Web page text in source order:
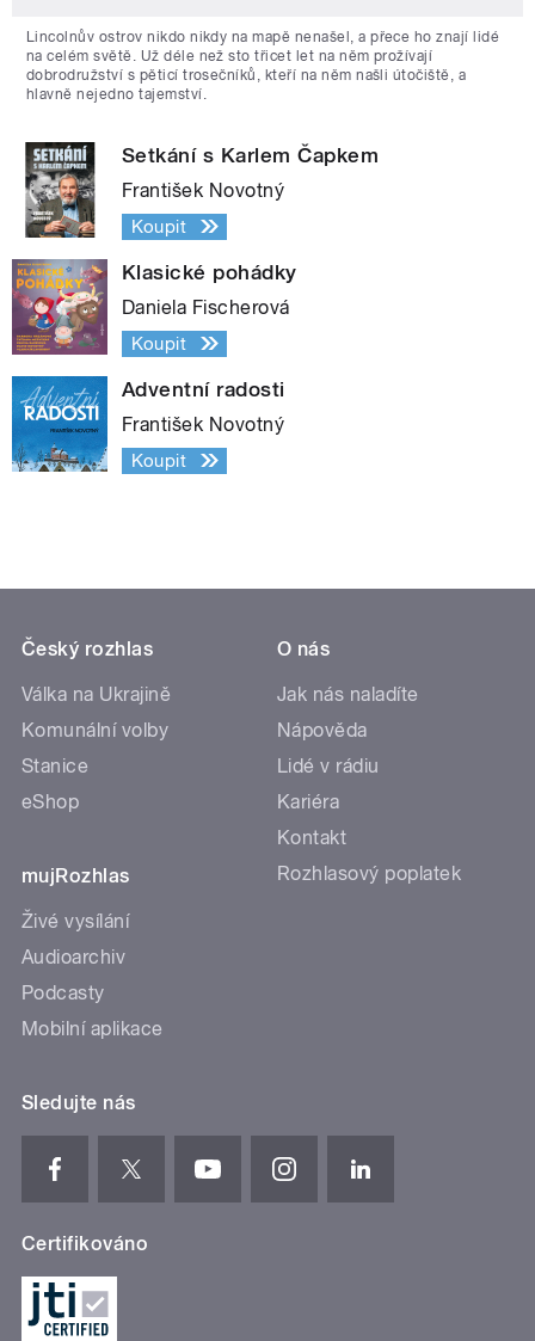
Lincolnův ostrov nikdo nikdy na mapě nenašel, a přece ho znají lidé
na celém světě. Už déle než sto třicet let na něm prožívají
dobrodružství s pěticí trosečníků, kteří na něm našli útočiště, a
hlavně nejedno tajemství.
Setkání s Karlem Čapkem
František Novotný
Koupit
Klasické pohádky
Daniela Fischerová
Koupit
Adventní radosti
František Novotný
Koupit
Český rozhlas
Válka na Ukrajině
Komunální volby
Stanice
eShop
mujRozhlas
Živé vysílání
Audioarchiv
Podcasty
Mobilní aplikace
O nás
Jak nás naladíte
Nápověda
Lidé v rádiu
Kariéra
Kontakt
Rozhlasový poplatek
Sledujte nás
Certifikováno